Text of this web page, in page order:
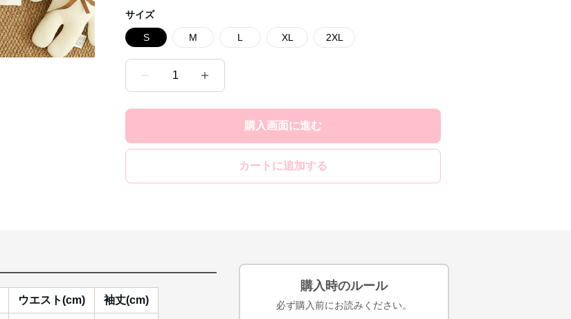
サイズ
S M L XL 2XL
1
購入画面に進む
カートに追加する
ウエスト(cm) 袖丈(cm)
購入時のルール
必ず購入前にお読みください。